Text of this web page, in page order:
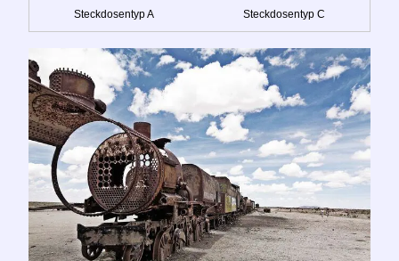
Steckdosentyp A Steckdosentyp C